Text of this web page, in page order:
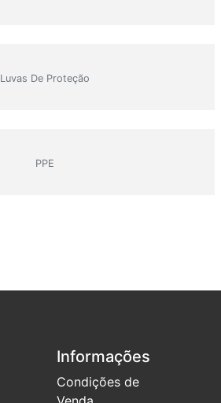
Luvas De Proteção
PPE
Informações
Condições de